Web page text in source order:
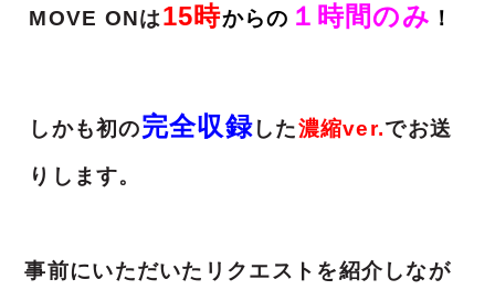
MOVE ONは15時からの １時間のみ ！
しかも初の完全収録した濃縮ver.でお送
りします。
事前にいただいたリクエストを紹介しなが